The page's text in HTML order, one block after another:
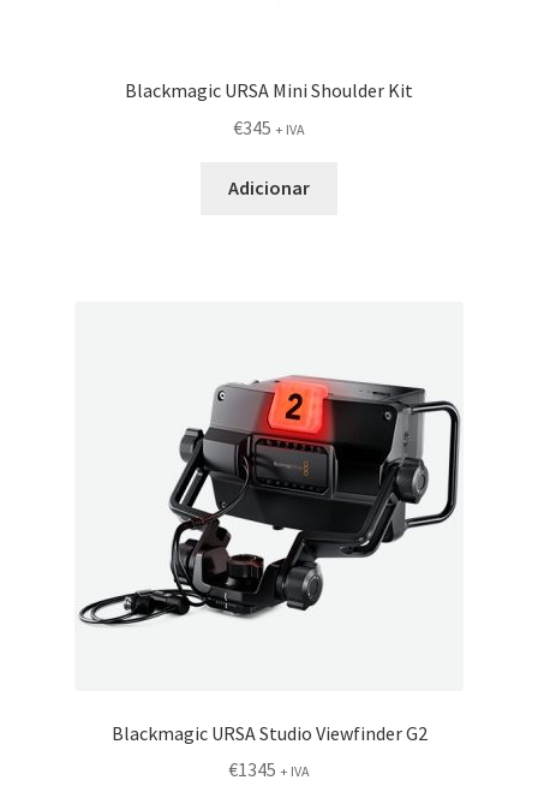
Blackmagic URSA Mini Shoulder Kit
€345 + IVA
Adicionar
Blackmagic URSA Studio Viewfinder G2
€1345 + IVA